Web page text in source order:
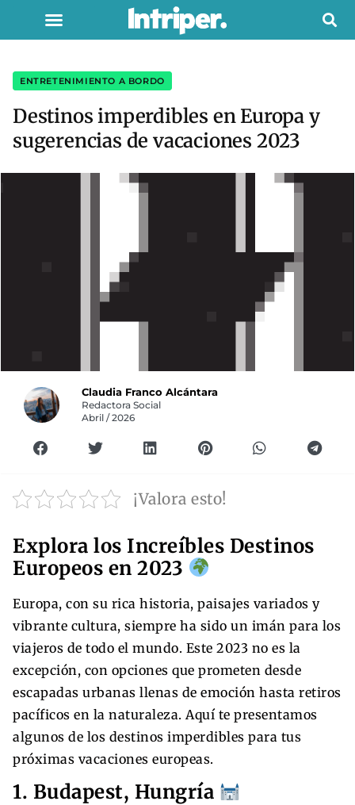
ENTRETENIMIENTO A BORDO
Destinos imperdibles en Europa y
sugerencias de vacaciones 2023
Claudia Franco Alcántara
Redactora Social
Abril / 2026
¡Valora esto!
Explora los Increíbles Destinos
Europeos en 2023
Europa, con su rica historia, paisajes variados y
vibrante cultura, siempre ha sido un imán para los
viajeros de todo el mundo. Este 2023 no es la
excepción, con opciones que prometen desde
escapadas urbanas llenas de emoción hasta retiros
pacíficos en la naturaleza. Aquí te presentamos
algunos de los destinos imperdibles para tus
próximas vacaciones europeas.
1. Budapest, Hungría